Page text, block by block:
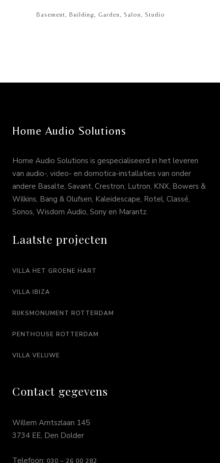
Basement Building Garden Salon Studio
Home Audio Solutions
Home Audio Solutions is gespecialiseerd in het leveren
van audio-, video- en domotica-installaties van onder
andere Basalte, Savant, Crestron, Lutron, KNX, Bowers &
Wilkins, Bang & Olufsen, Kaleidescape, Rotel, Classé,
Sonos, Wisdom Audio, Sony en Marantz.
Laatste projecten
VILLA HET GROENE HART
VILLA IBIZA
RIJKSMONUMENT ROTTERDAM
PENTHOUSE ROTTERDAM
VILLA VELUWE
Contact gegevens
Willem Arntszlaan 145
3734 EE, Den Dolder
Telefoon: 030 – 26 00 282